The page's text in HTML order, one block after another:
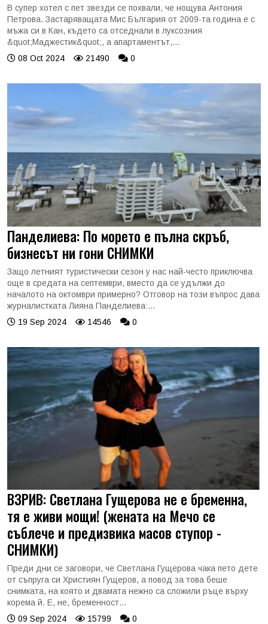
В супер хотел с пет звезди се похвали, че нощува Антония
Петрова. Застаряващата Мис България от 2009-та година е с
мъжа си в Кан, където са отседнали в луксозния
&quot;Маджестик&quot;, а апартаментът,...
08 Oct 2024
21490 0
Панделиева: По морето е пълна скръб,
бизнесът ни гони СНИМКИ
Защо летният туристически сезон у нас най-често приключва
още в средата на септември, вместо да се удължи до
началото на октомври примерно? Отговор на този въпрос дава
журналистката Лияна Панделиева:...
19 Sep 2024
14546 0
ВЗРИВ: Светлана Гущерова не е бременна,
тя е живи мощи! (жената на Мечо се
съблече и предизвика масов ступор -
СНИМКИ)
Преди дни се заговори, че Светлана Гущерова чака пето дете
от съпруга си Християн Гущеров, а повод за това беше
снимката, на която и двамата нежно са сложили ръце върху
корема й. Е, не, бременност...
09 Sep 2024
15799 0